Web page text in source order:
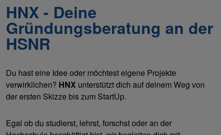
HNX - Deine
Gründungsberatung an der
HSNR
Du hast eine Idee oder möchtest eigene Projekte
verwirklichen? HNX unterstützt dich auf deinem Weg von
der ersten Skizze bis zum StartUp.
Egal ob du studierst, lehrst, forschst oder an der